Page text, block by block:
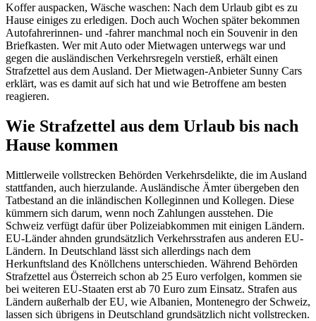
Koffer auspacken, Wäsche waschen: Nach dem Urlaub gibt es zu
Hause einiges zu erledigen. Doch auch Wochen später bekommen
Autofahrerinnen- und -fahrer manchmal noch ein Souvenir in den
Briefkasten. Wer mit Auto oder Mietwagen unterwegs war und
gegen die ausländischen Verkehrsregeln verstieß, erhält einen
Strafzettel aus dem Ausland. Der Mietwagen-Anbieter Sunny Cars
erklärt, was es damit auf sich hat und wie Betroffene am besten
reagieren.
Wie Strafzettel aus dem Urlaub bis nach
Hause kommen
Mittlerweile vollstrecken Behörden Verkehrsdelikte, die im Ausland
stattfanden, auch hierzulande. Ausländische Ämter übergeben den
Tatbestand an die inländischen Kolleginnen und Kollegen. Diese
kümmern sich darum, wenn noch Zahlungen ausstehen. Die
Schweiz verfügt dafür über Polizeiabkommen mit einigen Ländern.
EU-Länder ahnden grundsätzlich Verkehrsstrafen aus anderen EU-
Ländern. In Deutschland lässt sich allerdings nach dem
Herkunftsland des Knöllchens unterschieden. Während Behörden
Strafzettel aus Österreich schon ab 25 Euro verfolgen, kommen sie
bei weiteren EU-Staaten erst ab 70 Euro zum Einsatz. Strafen aus
Ländern außerhalb der EU, wie Albanien, Montenegro der Schweiz,
lassen sich übrigens in Deutschland grundsätzlich nicht vollstrecken.